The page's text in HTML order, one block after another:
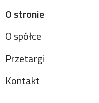
O stronie
O spółce
Przetargi
Kontakt